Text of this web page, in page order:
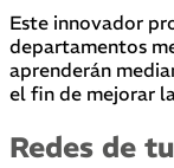
Este innovador
departamentos
aprenderán
el fin de mejorar
Redes de